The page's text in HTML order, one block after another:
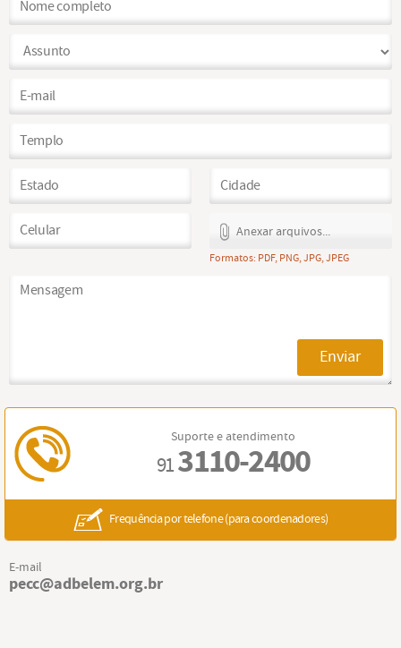
Anexar arquivos...
Formatos: PDF, PNG, JPG, JPEG
Enviar
Suporte e atendimento
913110-2400
Frequência por telefone (para coordenadores)
E-mail
pecc@adbelem.org.br